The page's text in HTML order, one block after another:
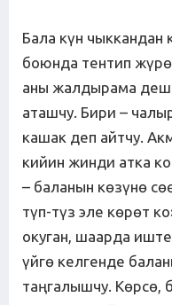
Бала күн чыккандан
боюнда тентип
аны жалдырама
аташчу. Бири –
кашак деп айтчу.
кийин жинди атка
– баланын көзүнө
түп-түз эле көрөт
окуган, шаарда
үйгө келгенде
таңгалышчу. Көрсө,